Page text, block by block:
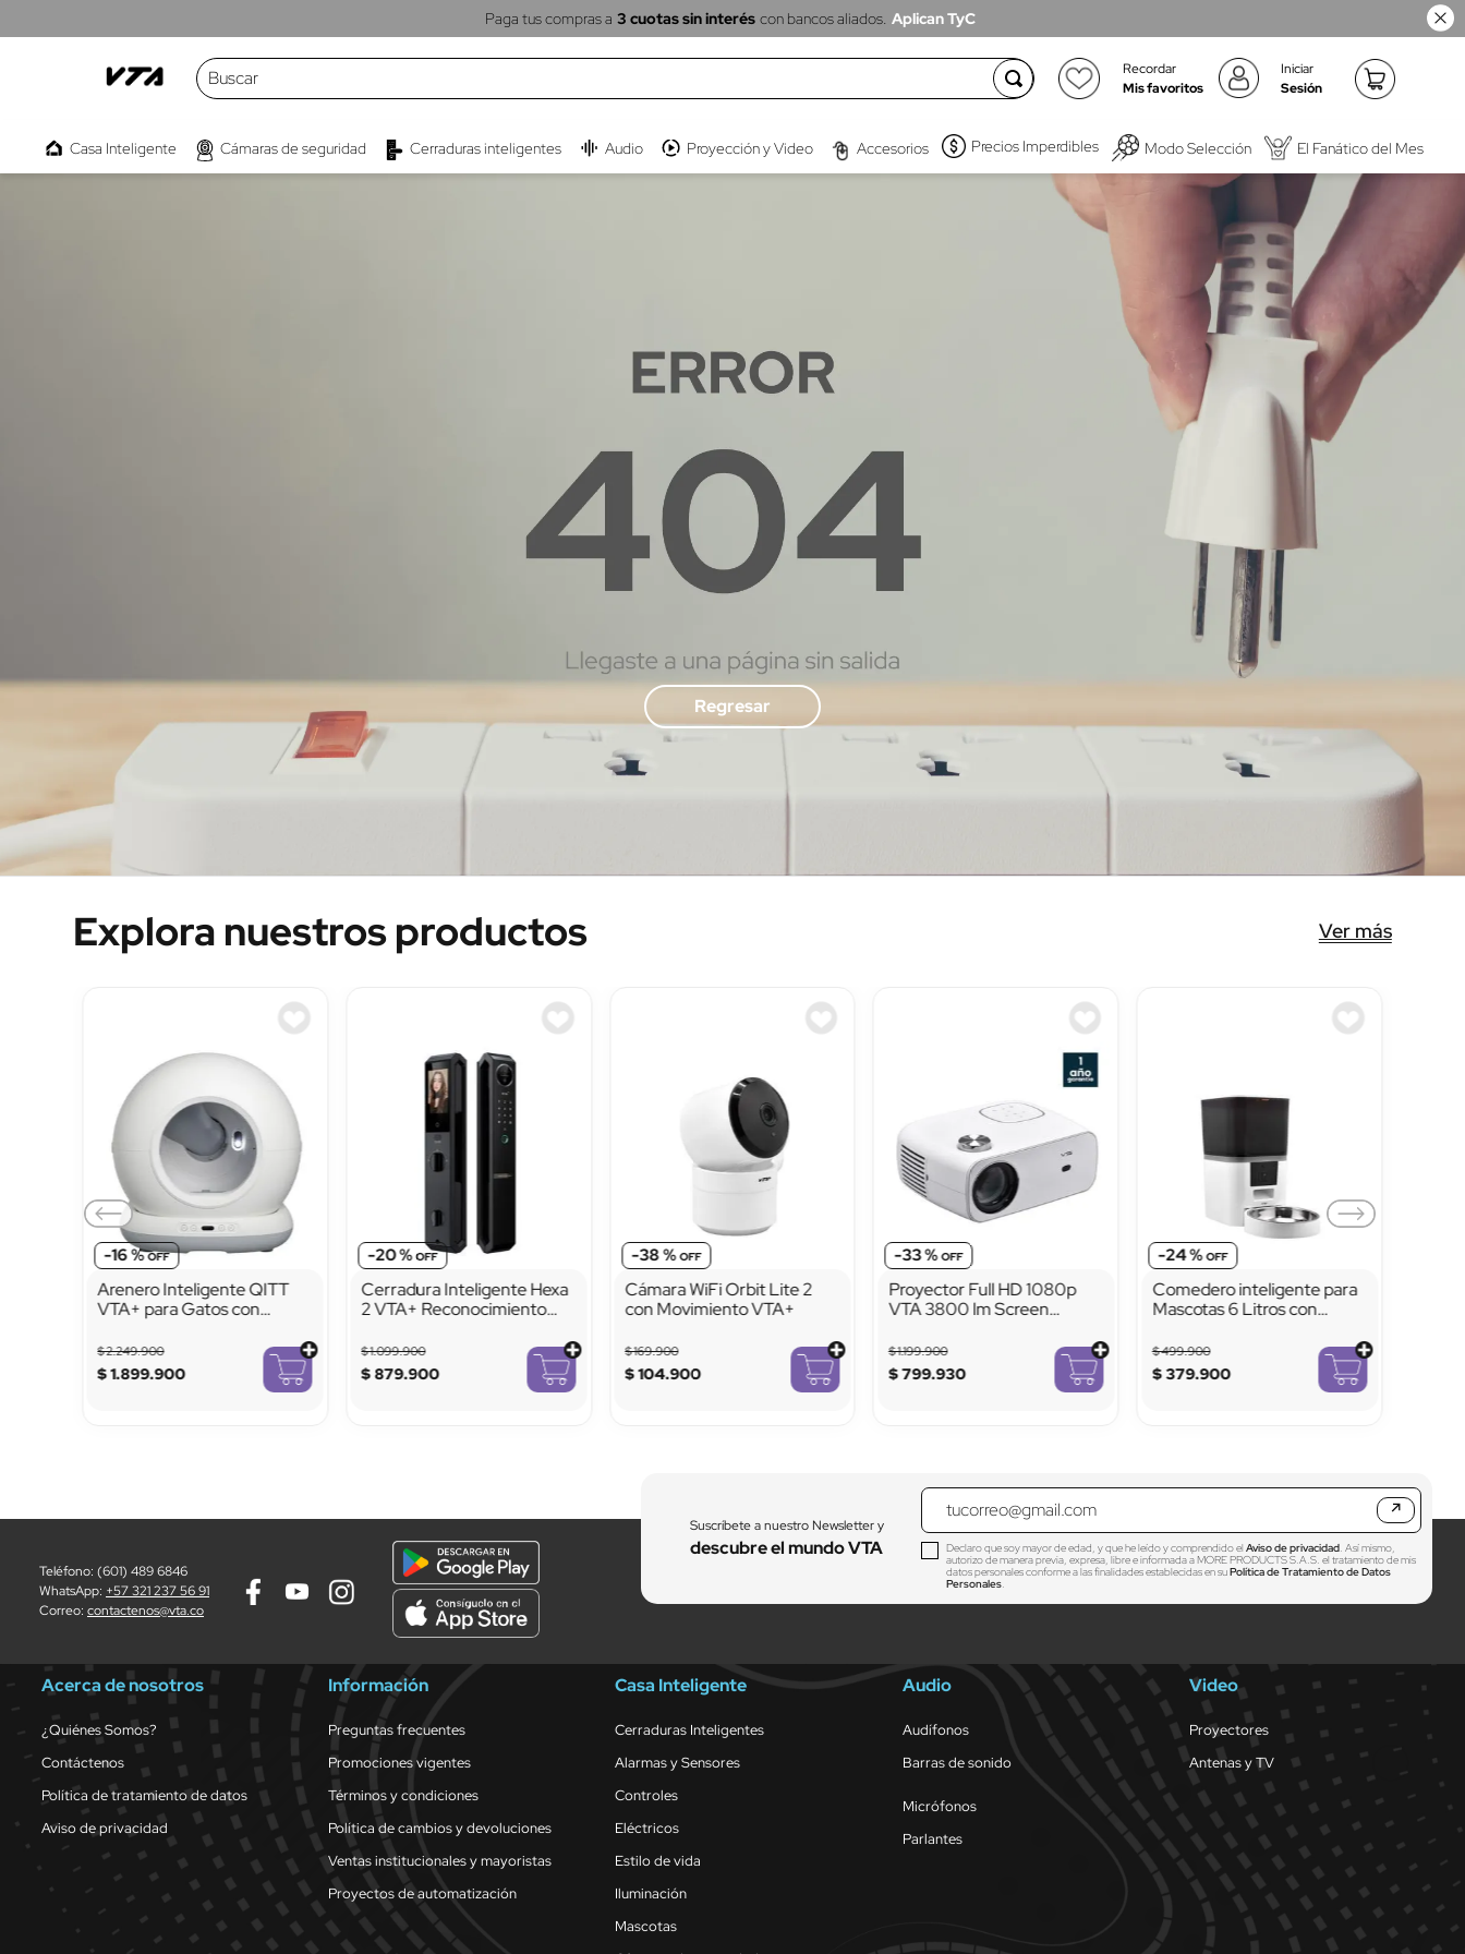
Paga tus compras a 3 cuotas sin interés con bancos aliados. Aplican TyC
Buscar
Recordar
Mis favoritos
Iniciar
Sesión
Casa Inteligente Cámaras de seguridad Cerraduras inteligentes Audio Proyección y Video Accesorios Precios Imperdibles Modo Selección El Fanático del Mes
Regresar
Explora nuestros productos Ver más
-16 %
Arenero Inteligente QITT
VTA+ para Gatos con
Control por App
$2.249.900
$1.899.900
-20 %
Cerradura Inteligente Hexa
2 VTA+ Reconocimiento
$1.099.900
$879.900
-38 %
Cámara WiFi Orbit Lite 2
con Movimiento VTA+
$169.900
$104.900
-33 %
Proyector Full HD 1080p
VTA 3800 lm Screen
$1.199.900
$799.930
-24 %
Comedero inteligente para
Mascotas 6 Litros con
$499.900
$379.900
Teléfono: (601) 489 6846
WhatsApp: +57 321 237 56 91
Correo: contactenos@vta.co
Suscríbete a nuestro Newsletter y
descubre el mundo VTA
↗
Declaro que soy mayor de edad, y que he leído y comprendido elAviso de privacidad . Así mismo,
autorizo de manera previa, expresa, libre e informada a MORE PRODUCTS S.A.S. el tratamiento de mis
datos personales conforme a las finalidades establecidas en suPolítica de Tratamiento de Datos
Personales
Acerca de nosotros
¿Quiénes Somos?
Contáctenos
Política de tratamiento de datos
Aviso de privacidad
Información
Preguntas frecuentes
Promociones vigentes
Términos y condiciones
Política de cambios y devoluciones
Ventas institucionales y mayoristas
Proyectos de automatización
Casa Inteligente
Cerraduras Inteligentes
Alarmas y Sensores
Controles
Eléctricos
Estilo de vida
Iluminación
Mascotas
Audio
Audífonos
Barras de sonido
Micrófonos
Parlantes
Video
Proyectores
Antenas y TV
cámaras